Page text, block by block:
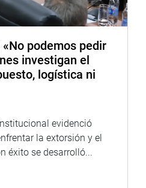
podemos pedir
investigan el
logística ni
evidenció
la extorsión y el
éxito se desarrolló...